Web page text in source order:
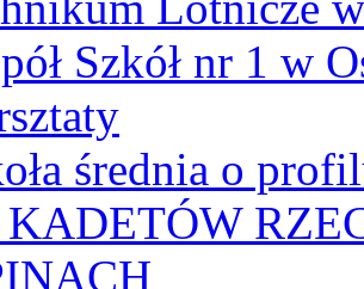
Szkół nr 1 w
średnia o